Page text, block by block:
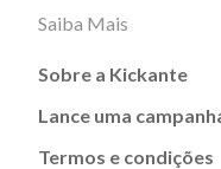
Saiba Mais
Sobre a Kickante
Lance uma
Termos e condições